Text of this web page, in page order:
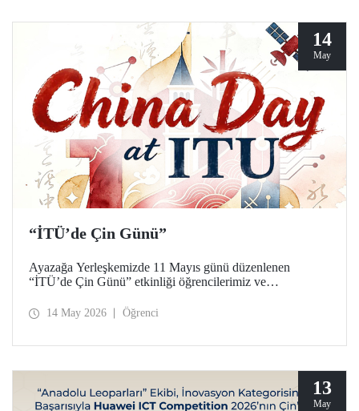
14
May
“İTÜ’de Çin Günü”
Ayazağa Yerleşkemizde 11 Mayıs günü düzenlenen
“İTÜ’de Çin Günü” etkinliği öğrencilerimiz ve
14 May 2026 Öğrenci
13
May